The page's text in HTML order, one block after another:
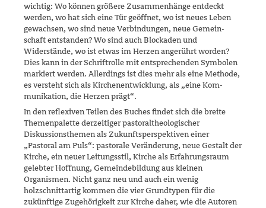
wichtig: Wo können größere Zu­sammenhänge entdeckt
werden, wo hat sich eine Tür geöffnet, wo ist neues Leben
gewachsen, wo sind neue Verbindungen, neue Gemein­
schaft entstanden? Wo sind auch Blockaden und
Widerstände, wo ist etwas im Herzen angerührt worden?
Dies kann in der Schriftrolle mit entsprechenden Symbolen
markiert werden. Allerdings ist dies mehr als eine Methode,
es versteht sich als Kirchenentwicklung, als „eine Kom­
munikation, die Herzen prägt“.
In den reflexiven Teilen des Buches findet sich die breite
Themenpalette derzeitiger pastoraltheologischer
Diskussionsthemen als Zukunftsper­spektiven einer
„Pastoral am Puls“: pastorale Veränderung, neue Gestalt der
Kirche, ein neuer Leitungsstil, Kirche als Erfahrungsraum
gelebter Hoffnung, Gemeindebildung aus kleinen
Organismen. Nicht ganz neu und auch ein wenig
holzschnittartig kommen die vier Grundtypen für die
zukünftige Zugehö­rigkeit zur Kirche daher, wie die Autoren